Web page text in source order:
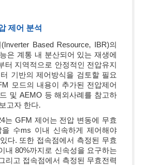
제어 분석
Based Resource, IBR)의
은 계통 내 분산되어 있는 재생에
터 지역적으로 안정적인 전압유지
기반의 제어방식을 검토할 필요
모드의 내용이 추가된 전압제어
및 AEMO 등 해외사례를 참고하
고자 한다.
는 GFM 제어는 전압 변동에 무효
수ms 이내 신속하게 제어해야
다. 또한 접속점에서 측정된 무효
내 80%까지로 신속성을 요구하는
리고 접속점에서 측정된 무효전력